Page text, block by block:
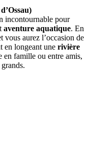
incontournable pour
aventure aquatique. En
vous aurez l’occasion de
en longeant une rivière
en famille ou entre amis,